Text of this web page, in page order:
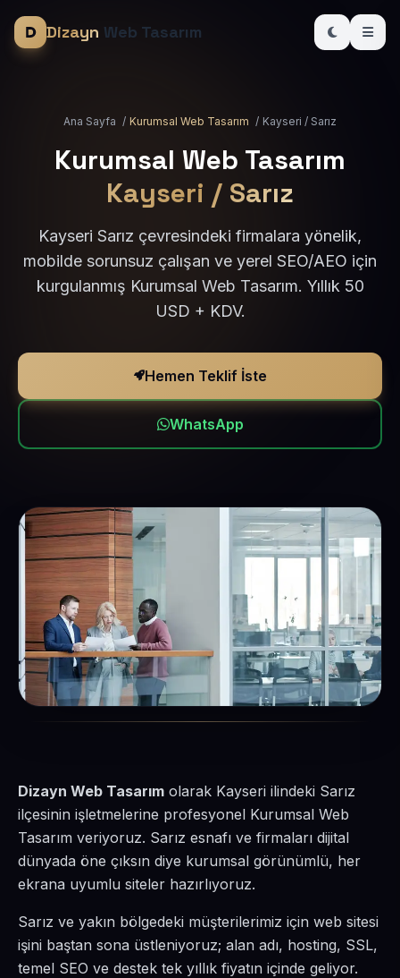
Dizayn Web Tasarım
Ana Sayfa / Kurumsal Web Tasarım / Kayseri / Sarız
Kurumsal Web Tasarım
Kayseri / Sarız
Kayseri Sarız çevresindeki firmalara yönelik,
mobilde sorunsuz çalışan ve yerel SEO/AEO için
kurgulanmış Kurumsal Web Tasarım. Yıllık 50
USD + KDV.
Hemen Teklif İste
WhatsApp
Dizayn Web Tasarım olarak Kayseri ilindeki Sarız
ilçesinin işletmelerine profesyonel Kurumsal Web
Tasarım veriyoruz. Sarız esnafı ve firmaları dijital
dünyada öne çıksın diye kurumsal görünümlü, her
ekrana uyumlu siteler hazırlıyoruz.
Sarız ve yakın bölgedeki müşterilerimiz için web sitesi
işini baştan sona üstleniyoruz; alan adı, hosting, SSL,
temel SEO ve destek tek yıllık fiyatın içinde geliyor.